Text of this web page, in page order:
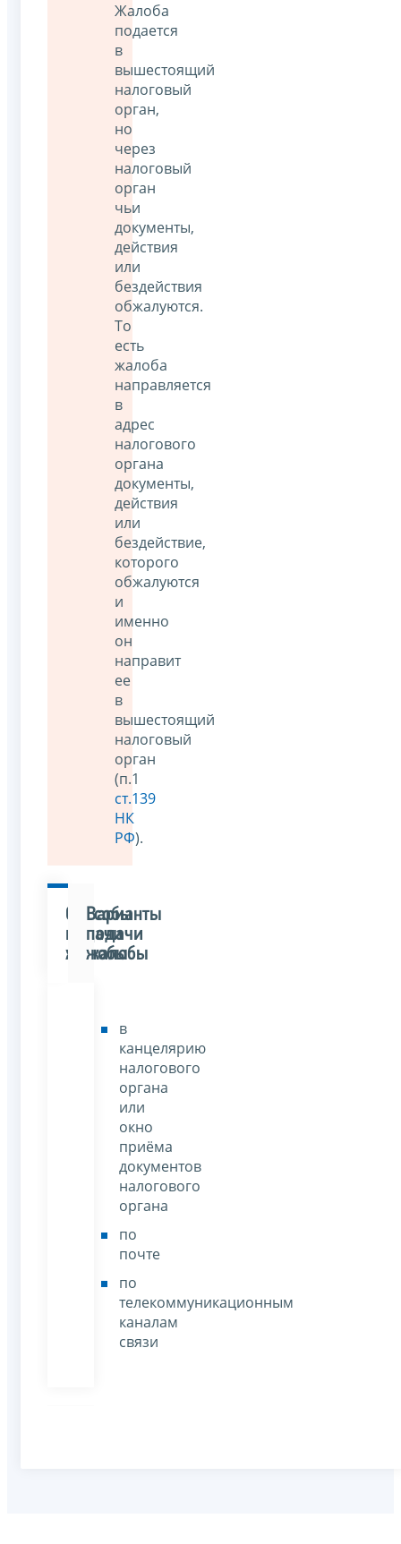
Жалоба
подается
в
вышестоящий
налоговый
орган,
но
через
налоговый
орган
чьи
документы,
действия
или
бездействия
обжалуются.
То
есть
жалоба
направляется
в
адрес
налогового
органа
документы,
действия
или
бездействие,
которого
обжалуются
и
именно
он
направит
ее
в
вышестоящий
налоговый
орган
(п.1
ст.139
НК
РФ).
Способы
подачи
жалобы
Варианты
подачи
жалобы
в
канцелярию
налогового
органа
или
окно
приёма
документов
налогового
органа
по
почте
по
телекоммуникационным
каналам
связи